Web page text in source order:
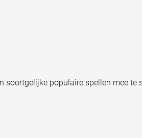
soortgelijke populaire spellen mee te